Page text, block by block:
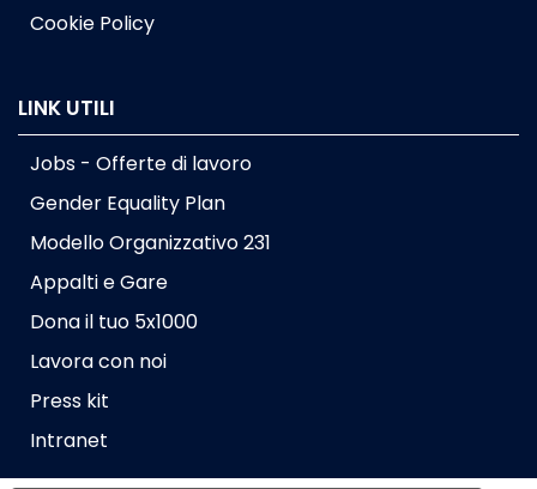
Cookie Policy
LINK UTILI
Jobs - Offerte di lavoro
Gender Equality Plan
Modello Organizzativo 231
Appalti e Gare
Dona il tuo 5x1000
Lavora con noi
Press kit
Intranet